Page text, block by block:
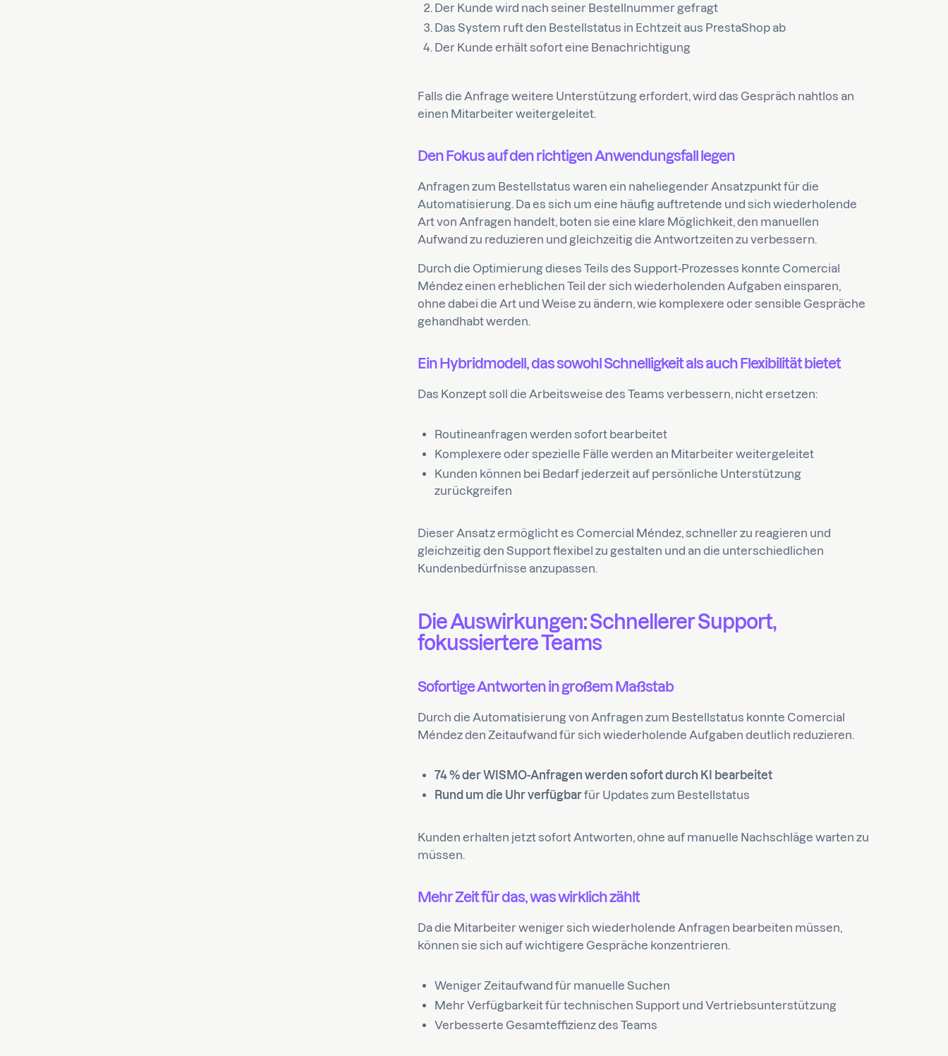
Der Kunde wird nach seiner Bestellnummer gefragt
Das System ruft den Bestellstatus in Echtzeit aus PrestaShop ab
Der Kunde erhält sofort eine Benachrichtigung
Falls die Anfrage weitere Unterstützung erfordert, wird das Gespräch nahtlos an
einen Mitarbeiter weitergeleitet.
Den Fokus auf den richtigen Anwendungsfall legen
Anfragen zum Bestellstatus waren ein naheliegender Ansatzpunkt für die
Automatisierung. Da es sich um eine häufig auftretende und sich wiederholende
Art von Anfragen handelt, boten sie eine klare Möglichkeit, den manuellen
Aufwand zu reduzieren und gleichzeitig die Antwortzeiten zu verbessern.
Durch die Optimierung dieses Teils des Support-Prozesses konnte Comercial
Méndez einen erheblichen Teil der sich wiederholenden Aufgaben einsparen,
ohne dabei die Art und Weise zu ändern, wie komplexere oder sensible Gespräche
gehandhabt werden.
Ein Hybridmodell, das sowohl Schnelligkeit als auch Flexibilität bietet
Das Konzept soll die Arbeitsweise des Teams verbessern, nicht ersetzen:
Routineanfragen werden sofort bearbeitet
Komplexere oder spezielle Fälle werden an Mitarbeiter weitergeleitet
Kunden können bei Bedarf jederzeit auf persönliche Unterstützung
zurückgreifen
Dieser Ansatz ermöglicht es Comercial Méndez, schneller zu reagieren und
gleichzeitig den Support flexibel zu gestalten und an die unterschiedlichen
Kundenbedürfnisse anzupassen.
Die Auswirkungen: Schnellerer Support,
fokussiertere Teams
Sofortige Antworten in großem Maßstab
Durch die Automatisierung von Anfragen zum Bestellstatus konnte Comercial
Méndez den Zeitaufwand für sich wiederholende Aufgaben deutlich reduzieren.
74 % der WISMO-Anfragen werden sofort durch KI bearbeitet
Rund um die Uhr verfügbarfür Updates zum Bestellstatus
Kunden erhalten jetzt sofort Antworten, ohne auf manuelle Nachschläge warten zu
müssen.
Mehr Zeit für das, was wirklich zählt
Da die Mitarbeiter weniger sich wiederholende Anfragen bearbeiten müssen,
können sie sich auf wichtigere Gespräche konzentrieren.
Weniger Zeitaufwand für manuelle Suchen
Mehr Verfügbarkeit für technischen Support und Vertriebsunterstützung
Verbesserte Gesamteffizienz des Teams